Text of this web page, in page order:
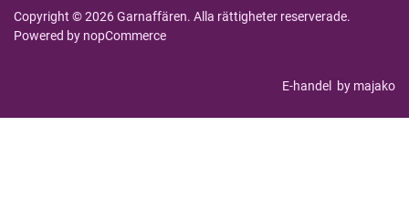
Copyright © 2026 Garnaffären. Alla rättigheter reserverade.
Powered by nopCommerce
E-handel by majako